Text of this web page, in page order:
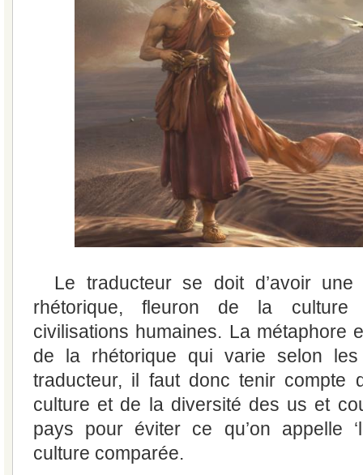
Le traducteur se doit d’avoir
rhétorique, fleuron de la
civilisations humaines. La métaphore
de la rhétorique qui varie selon
traducteur, il faut donc tenir compte
culture et de la diversité des us et
pays pour éviter ce qu’on appelle
culture comparée.